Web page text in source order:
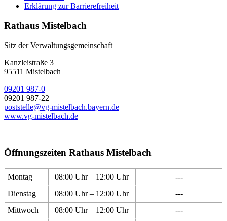
Erklärung zur Barrierefreiheit
Rathaus Mistelbach
Sitz der Verwaltungsgemeinschaft
Kanzleistraße 3
95511 Mistelbach
09201 987-0
09201 987-22
poststelle@vg-mistelbach.bayern.de
www.vg-mistelbach.de
Öffnungszeiten Rathaus Mistelbach
Montag 08:00 Uhr – 12:00 Uhr
---
Dienstag
08:00 Uhr – 12:00 Uhr
---
Mittwoch
08:00 Uhr – 12:00 Uhr
---